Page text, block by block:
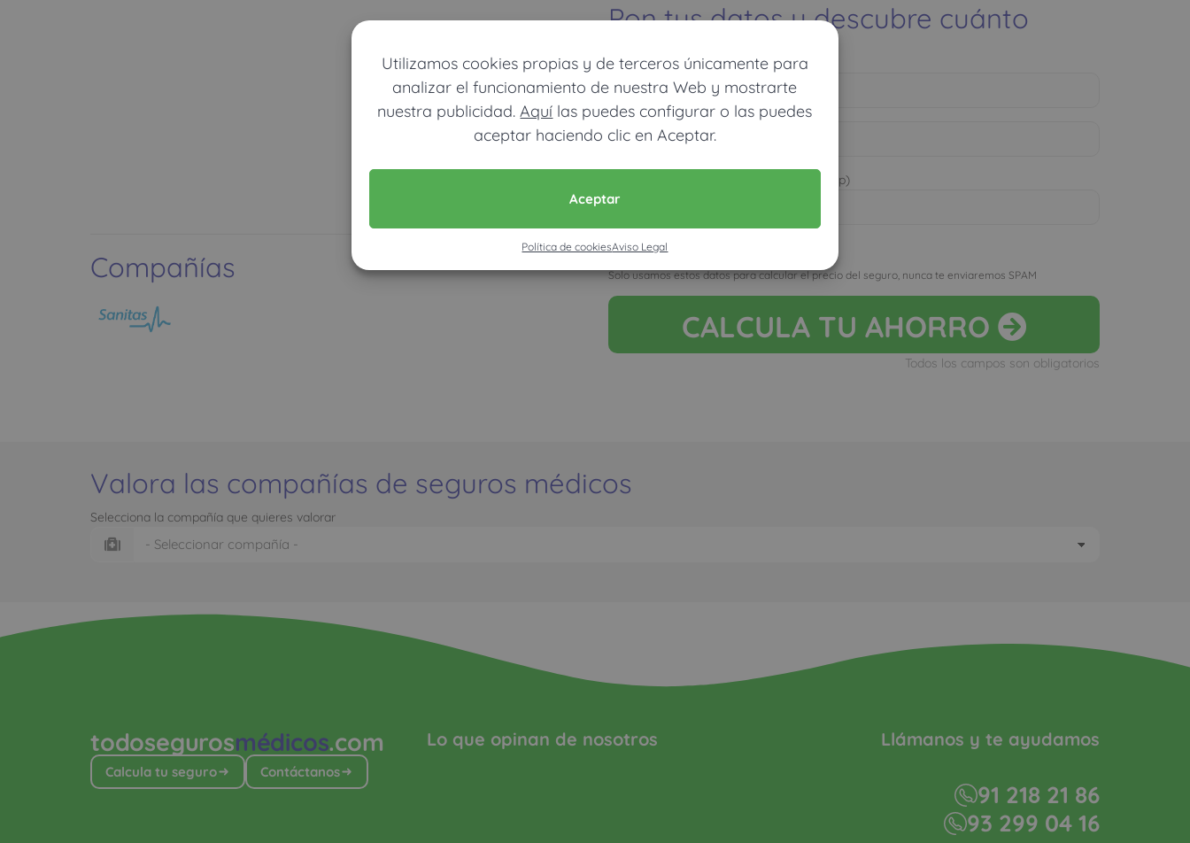
Utilizamos cookies propias y de terceros únicamente para
analizar el funcionamiento de nuestra Web y mostrarte
nuestra publicidad.Aquí las puedes configurar o las puedes
aceptar haciendo clic en Aceptar.
Aceptar
Política de cookiesAviso Legal
Ver mapa más grande
Compañías
Pon tus datos y descubre cuánto
dinero ahorrarías
Móvil (Enviamos resultados vía WhatsApp)
Acepto la nota legal y RGPD
Solo usamos estos datos para calcular el precio del seguro, nunca te enviaremos SPAM
CALCULA TU AHORRO
Todos los campos son obligatorios
Valora las compañías de seguros médicos
Selecciona la compañía que quieres valorar
todosegurosmédicos.com
Calcula tu seguro Contáctanos
Lo que opinan de nosotros Llámanos y te ayudamos
91 218 21 86
93 299 04 16